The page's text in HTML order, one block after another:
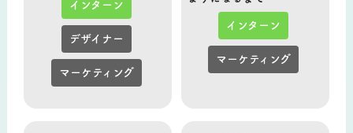
インターン
デザイナー
マーケティング
インターン
マーケティング